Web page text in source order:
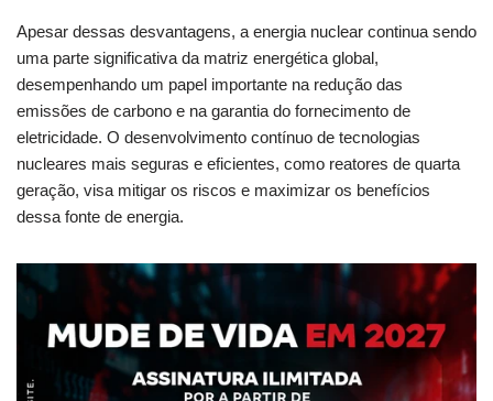
Apesar dessas desvantagens, a energia nuclear continua sendo
uma parte significativa da matriz energética global,
desempenhando um papel importante na redução das
emissões de carbono e na garantia do fornecimento de
eletricidade. O desenvolvimento contínuo de tecnologias
nucleares mais seguras e eficientes, como reatores de quarta
geração, visa mitigar os riscos e maximizar os benefícios
dessa fonte de energia.